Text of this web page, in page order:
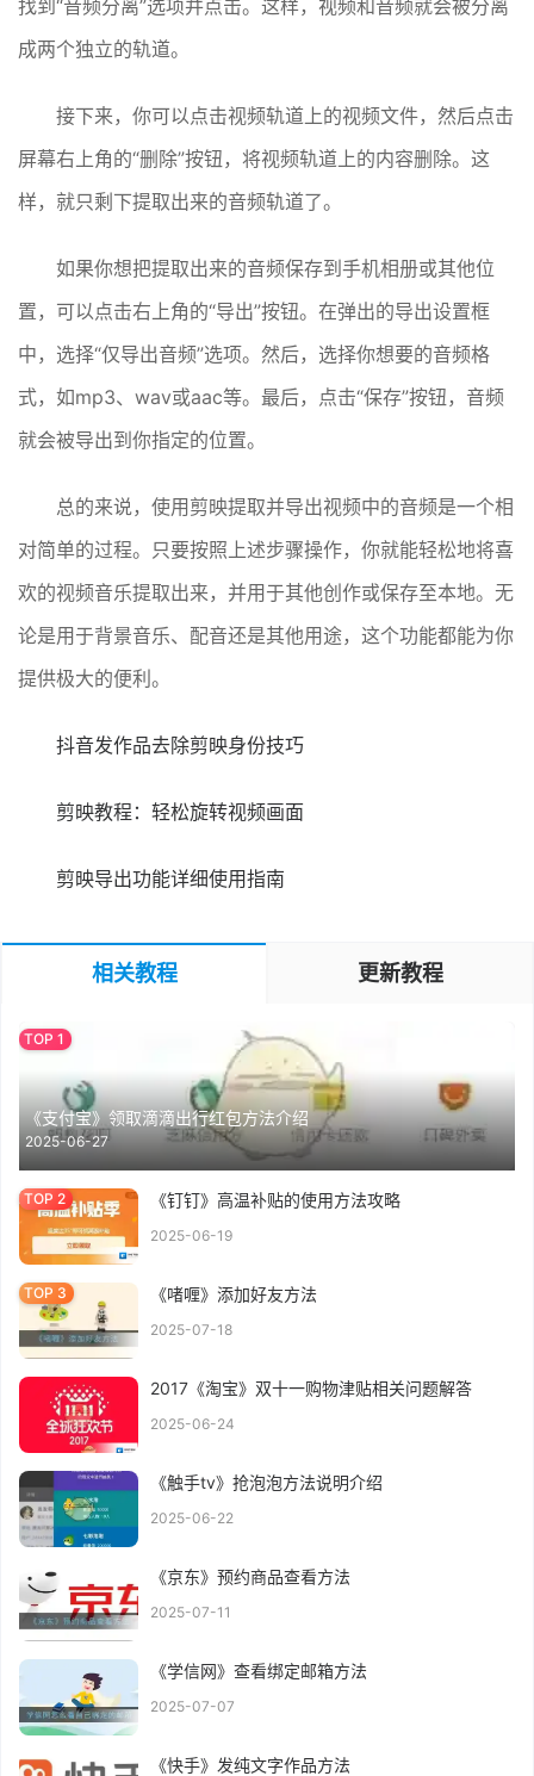
找到“音频分离”选项并点击。这样，视频和音频就会被分离
成两个独立的轨道。
接下来，你可以点击视频轨道上的视频文件，然后点击
屏幕右上角的“删除”按钮，将视频轨道上的内容删除。这
样，就只剩下提取出来的音频轨道了。
如果你想把提取出来的音频保存到手机相册或其他位
置，可以点击右上角的“导出”按钮。在弹出的导出设置框
中，选择“仅导出音频”选项。然后，选择你想要的音频格
式，如mp3、wav或aac等。最后，点击“保存”按钮，音频
就会被导出到你指定的位置。
总的来说，使用剪映提取并导出视频中的音频是一个相
对简单的过程。只要按照上述步骤操作，你就能轻松地将喜
欢的视频音乐提取出来，并用于其他创作或保存至本地。无
论是用于背景音乐、配音还是其他用途，这个功能都能为你
提供极大的便利。
抖音发作品去除剪映身份技巧
剪映教程：轻松旋转视频画面
剪映导出功能详细使用指南
相关教程 更新教程
《支付宝》领取滴滴出行红包方法介绍
2025-06-27
《钉钉》高温补贴的使用方法攻略
2025-06-19
《啫喱》添加好友方法
2025-07-18
2017《淘宝》双十一购物津贴相关问题解答
2025-06-24
《触手tv》抢泡泡方法说明介绍
2025-06-22
《京东》预约商品查看方法
2025-07-11
《学信网》查看绑定邮箱方法
2025-07-07
《快手》发纯文字作品方法